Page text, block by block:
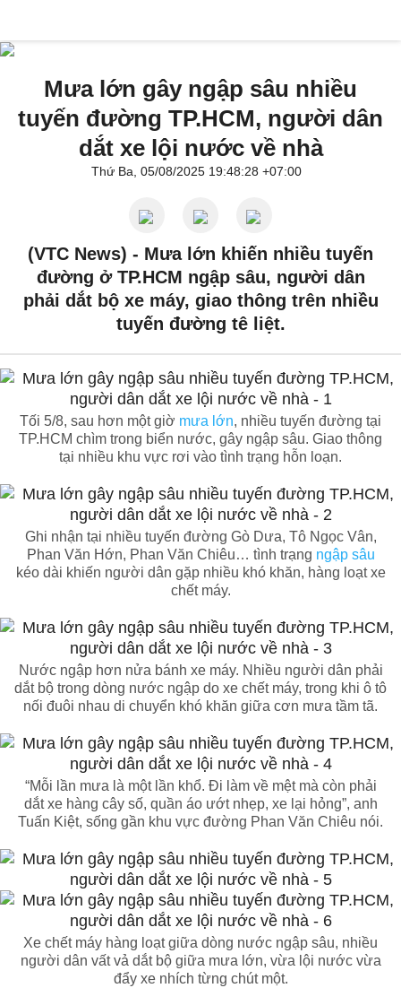
Mưa lớn gây ngập sâu nhiều
tuyến đường TP.HCM, người dân
dắt xe lội nước về nhà
Thứ Ba, 05/08/2025 19:48:28 +07:00
(VTC News) - Mưa lớn khiến nhiều tuyến
đường ở TP.HCM ngập sâu, người dân
phải dắt bộ xe máy, giao thông trên nhiều
tuyến đường tê liệt.
Tối 5/8, sau hơn một giờ mưa lớn, nhiều tuyến đường tại
TP.HCM chìm trong biển nước, gây ngập sâu. Giao thông
tại nhiều khu vực rơi vào tình trạng hỗn loạn.
Ghi nhận tại nhiều tuyến đường Gò Dưa, Tô Ngọc Vân,
Phan Văn Hớn, Phan Văn Chiêu… tình trạng ngập sâu
kéo dài khiến người dân gặp nhiều khó khăn, hàng loạt xe
chết máy.
Nước ngập hơn nửa bánh xe máy. Nhiều người dân phải
dắt bộ trong dòng nước ngập do xe chết máy, trong khi ô tô
nối đuôi nhau di chuyển khó khăn giữa cơn mưa tầm tã.
“Mỗi lần mưa là một lần khổ. Đi làm về mệt mà còn phải
dắt xe hàng cây số, quần áo ướt nhẹp, xe lại hỏng”, anh
Tuấn Kiệt, sống gần khu vực đường Phan Văn Chiêu nói.
Xe chết máy hàng loạt giữa dòng nước ngập sâu, nhiều
người dân vất vả dắt bộ giữa mưa lớn, vừa lội nước vừa
đẩy xe nhích từng chút một.